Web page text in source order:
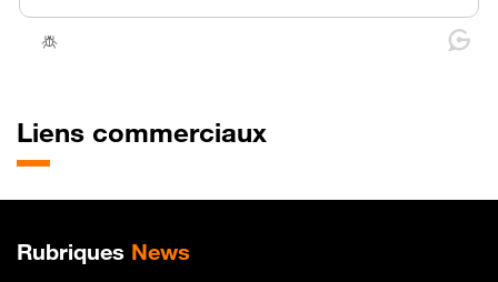
Liens commerciaux
Plan de site
Rubriques News